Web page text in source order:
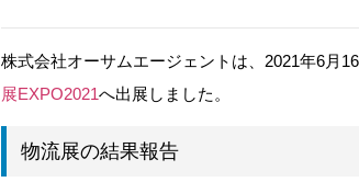
株式会社オーサムエージェントは、2021年6月
展EXPO2021へ出展しました。
物流展の結果報告